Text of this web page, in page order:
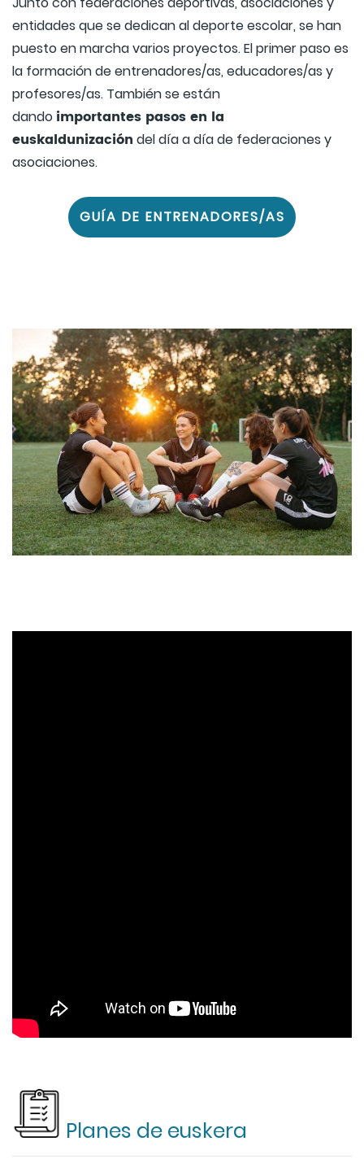
entidades que se dedican al deporte escolar, se han
puesto en marcha varios proyectos. El primer paso es
la formación de entrenadores/as, educadores/as y
profesores/as. También se están
dando importantes pasos en la
euskaldunización del día a día de federaciones y
asociaciones.
GUÍA DE ENTRENADORES/AS
Planes de euskera